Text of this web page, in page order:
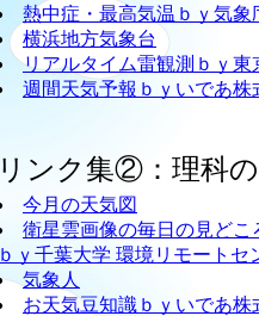
熱中症・最高気温ｂｙ気象
横浜地方気象台
リアルタイム雷観測ｂｙ東
週間天気予報ｂｙいであ株
リンク集②：理科
今月の天気図
衛星雲画像の毎日の見どこ
ｂｙ千葉大学 環境リモート
気象人
お天気豆知識ｂｙいであ株